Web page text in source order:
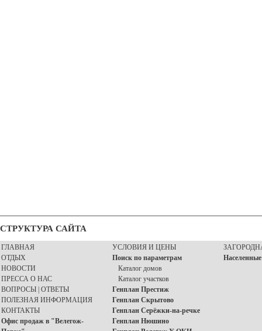
СТРУКТУРА САЙТА
ГЛАВНАЯ
ОТДЫХ
НОВОСТИ
ПРЕССА О НАС
ВОПРОСЫ | ОТВЕТЫ
ПОЛЕЗНАЯ ИНФОРМАЦИЯ
КОНТАКТЫ
Офис продаж в "Велегож-
УСЛОВИЯ И ЦЕНЫ
Поиск по параметрам
Каталог домов
Каталог участков
Генплан Престиж
Генплан Скрытово
Генплан Серёжки-на-речке
Генплан Нюшино